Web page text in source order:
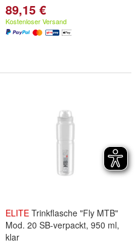
89,15 €
Kostenloser Versand
ELITE Trinkflasche "Fly MTB"
Mod. 20 SB-verpackt, 950 ml,
klar